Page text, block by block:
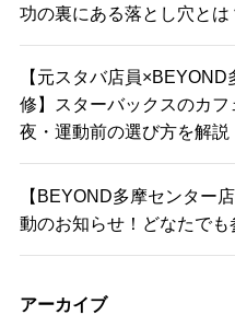
功の裏にある落とし穴とは
【元スタバ店員
修】スターバックスのカフ
夜・運動前の選び方を解説
【BEYOND多摩センター
動のお知らせ！どなたでも
アーカイブ